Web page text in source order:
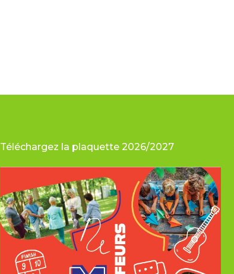
Téléchargez la plaquette 2026/2027